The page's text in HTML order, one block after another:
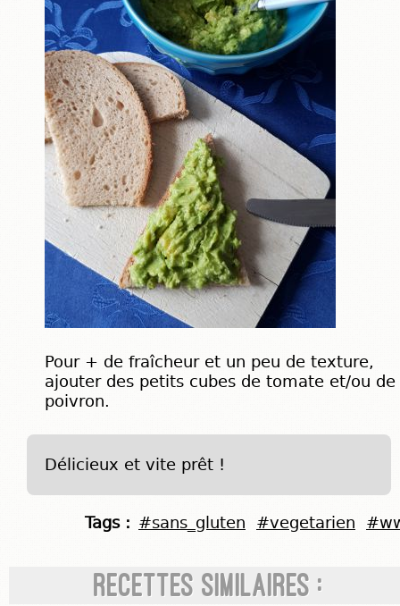
Pour + de fraîcheur et un peu de texture,
ajouter des petits cubes de tomate et/ou de
poivron.
Délicieux et vite prêt !
Tags : #sans_gluten #vegetarien
Recettes similaires :